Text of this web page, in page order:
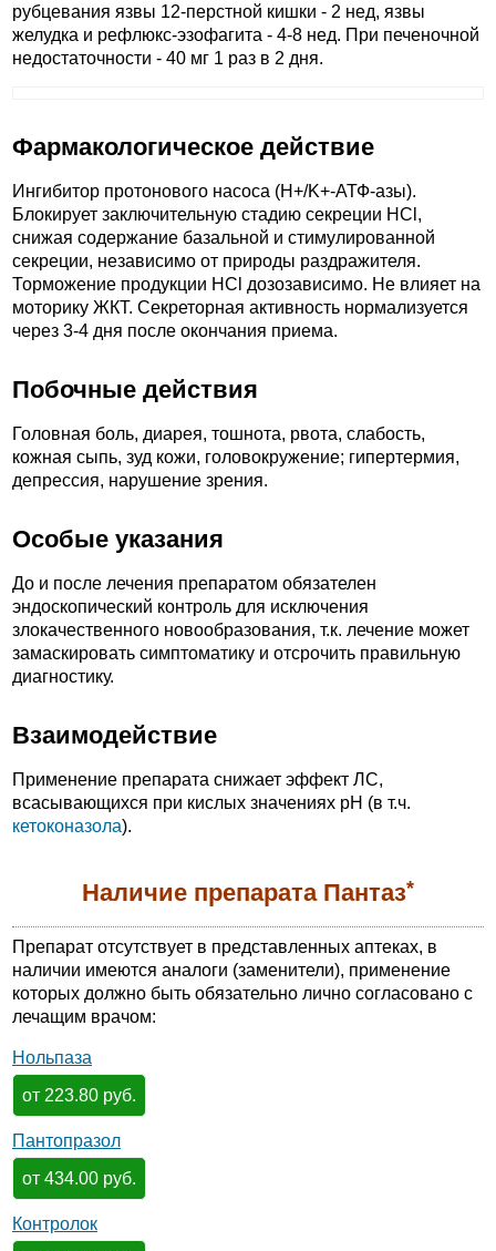
рубцевания язвы 12-перстной кишки - 2 нед, язвы
желудка и рефлюкс-эзофагита - 4-8 нед. При печеночной
недостаточности - 40 мг 1 раз в 2 дня.
Фармакологическое действие
Ингибитор протонового насоса (H+/K+-АТФ-азы).
Блокирует заключительную стадию секреции HCl,
снижая содержание базальной и стимулированной
секреции, независимо от природы раздражителя.
Торможение продукции HCl дозозависимо. Не влияет на
моторику ЖКТ. Секреторная активность нормализуется
через 3-4 дня после окончания приема.
Побочные действия
Головная боль, диарея, тошнота, рвота, слабость,
кожная сыпь, зуд кожи, головокружение; гипертермия,
депрессия, нарушение зрения.
Особые указания
До и после лечения препаратом обязателен
эндоскопический контроль для исключения
злокачественного новообразования, т.к. лечение может
замаскировать симптоматику и отсрочить правильную
диагностику.
Взаимодействие
Применение препарата снижает эффект ЛС,
всасывающихся при кислых значениях pH (в т.ч.
кетоконазола).
Наличие препарата Пантаз*
Препарат отсутствует в представленных аптеках, в
наличии имеются аналоги (заменители), применение
которых должно быть обязательно лично согласовано с
лечащим врачом:
Нольпаза
от 223.80 руб.
Пантопразол
от 434.00 руб.
Контролок